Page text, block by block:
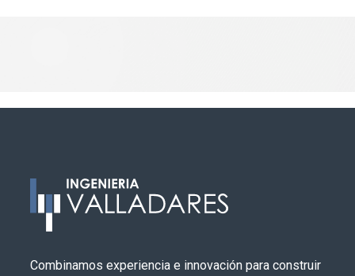
Combinamos experiencia e innovación para construir